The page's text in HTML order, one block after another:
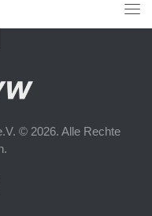
© 2026. Alle Rechte